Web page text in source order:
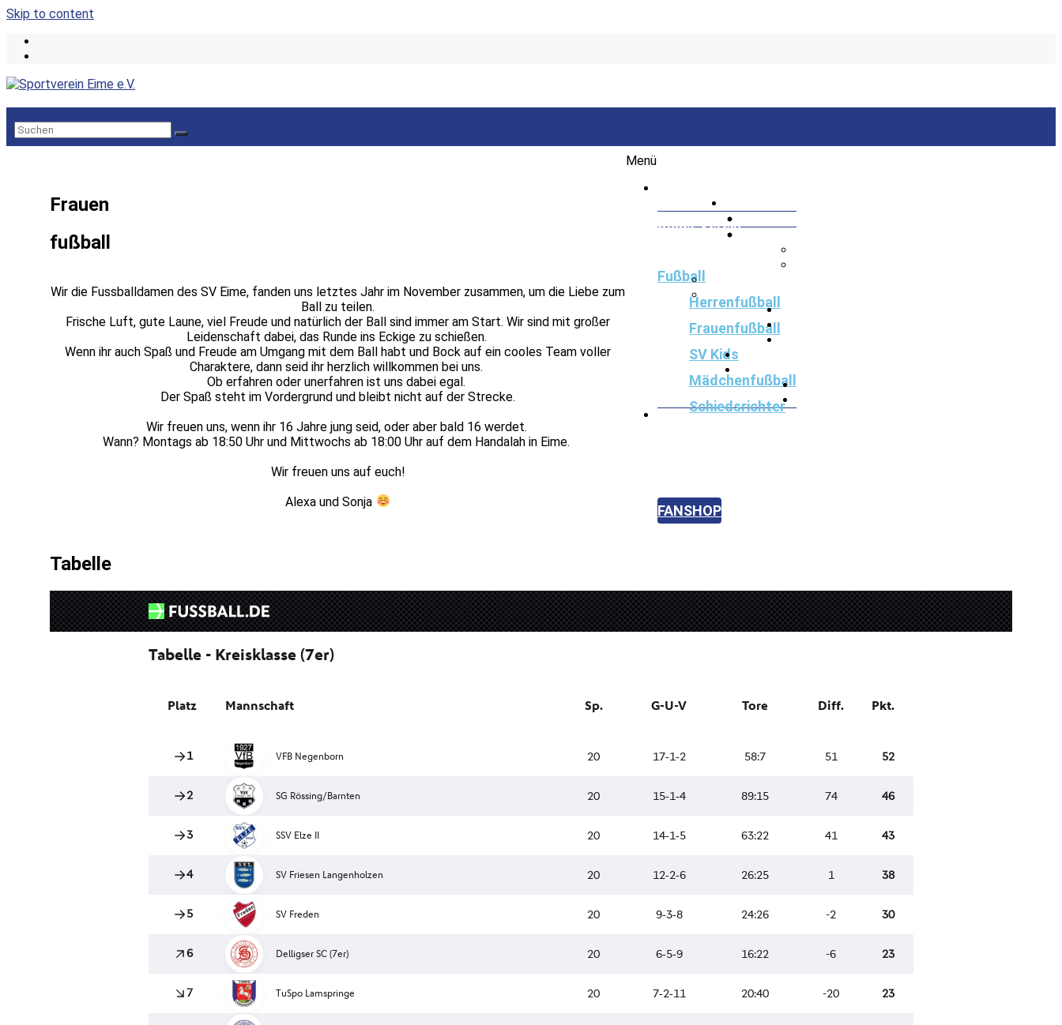
Skip to content
Menü
Unser Verein
Sponsoring
Fußball
Herrenfußball
Frauenfußball
SV Kids
Mädchenfußball
Schiedsrichter
FANSHOP
Frauen
fußball
Wir die Fussballdamen des SV Eime, fanden uns letztes Jahr im November zusammen, um die Liebe zum
Ball zu teilen.
Frische Luft, gute Laune, viel Freude und natürlich der Ball sind immer am Start. Wir sind mit großer
Leidenschaft dabei, das Runde ins Eckige zu schießen.
Wenn ihr auch Spaß und Freude am Umgang mit dem Ball habt und Bock auf ein cooles Team voller
Charaktere, dann seid ihr herzlich willkommen bei uns.
Ob erfahren oder unerfahren ist uns dabei egal.
Der Spaß steht im Vordergrund und bleibt nicht auf der Strecke.
Wir freuen uns, wenn ihr 16 Jahre jung seid, oder aber bald 16 werdet.
Wann? Montags ab 18:50 Uhr und Mittwochs ab 18:00 Uhr auf dem Handalah in Eime.
Wir freuen uns auf euch!
Alexa und Sonja
Tabelle